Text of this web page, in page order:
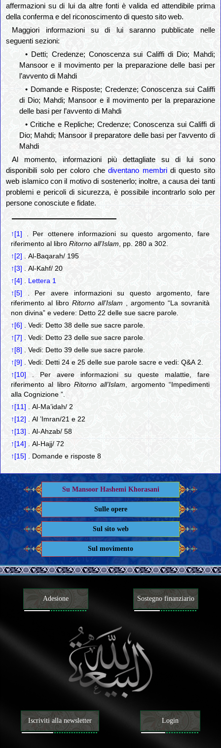
affermazioni su di lui da altre fonti è valida ed attendibile prima
della conferma e del riconoscimento di questo sito web.
Maggiori informazioni su di lui saranno pubblicate nelle
seguenti sezioni:
• Detti; Credenze; Conoscenza sui Califfi di Dio; Mahdi;
Mansoor e il movimento per la preparazione delle basi per
l’avvento di Mahdi
• Domande e Risposte; Credenze; Conoscenza sui Califfi
di Dio; Mahdi; Mansoor e il movimento per la preparazione
delle basi per l’avvento di Mahdi
• Critiche e Repliche; Credenze; Conoscenza sui Califfi di
Dio; Mahdi; Mansoor il preparatore delle basi per l’avvento di
Mahdi
Al momento, informazioni più dettagliate su di lui sono
disponibili solo per coloro chediventano membridi questo sito
web islamico con il motivo di sostenerlo; inoltre, a causa dei tanti
problemi e pericoli di sicurezza, è possibile incontrarlo solo per
persone conosciute e fidate.
↑[1]
. Per ottenere informazioni su questo argomento, fare
riferimento al libroRitorno all’Islam, pp. 280 a 302.
↑[2] . Al-Baqarah/ 195
↑[3] . Al-Kahf/ 20
↑[4] . Lettera 1
↑[5]
. Per avere informazioni su questo argomento, fare
riferimento al libroRitorno all’Islam , argomento “La sovranità
non divina” e vedere: Detto 22 delle sue sacre parole.
↑[6] . Vedi: Detto 38 delle sue sacre parole.
↑[7] . Vedi: Detto 23 delle sue sacre parole.
↑[8] . Vedi: Detto 39 delle sue sacre parole.
↑[9] . Vedi: Detti 24 e 25 delle sue parole sacre e vedi: Q&A 2.
↑[10]
. Per avere informazioni su queste malattie, fare
riferimento al libroRitorno all’Islam, argomento “Impedimenti
alla Cognizione ”.
↑[11] . Al-Ma’idah/ 2
↑[12] . Al ’Imran/21 e 22
↑[13] . Al-Ahzab/ 58
↑[14] . Al-Hajj/ 72
↑[15] . Domande e risposte 8
Su Mansoor Hashemi Khorasani
Sulle opere
Sul sito web
Sul movimento
Adesione Sostegno finanziario
Iscriviti alla newsletter Login